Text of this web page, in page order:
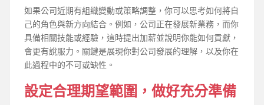
如果公司近期有組織變動或策略調整，你可以思考如何將自
己的角色與新方向結合。例如，公司正在發展新業務，而你
具備相關技能或經驗，這時提出加薪並說明你能如何貢獻，
會更有說服力。關鍵是展現你對公司發展的理解，以及你在
此過程中的不可或缺性。
設定合理期望範圍，做好充分準備